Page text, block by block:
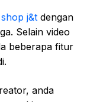
j&t dengan
Selain video
beberapa fitur
anda